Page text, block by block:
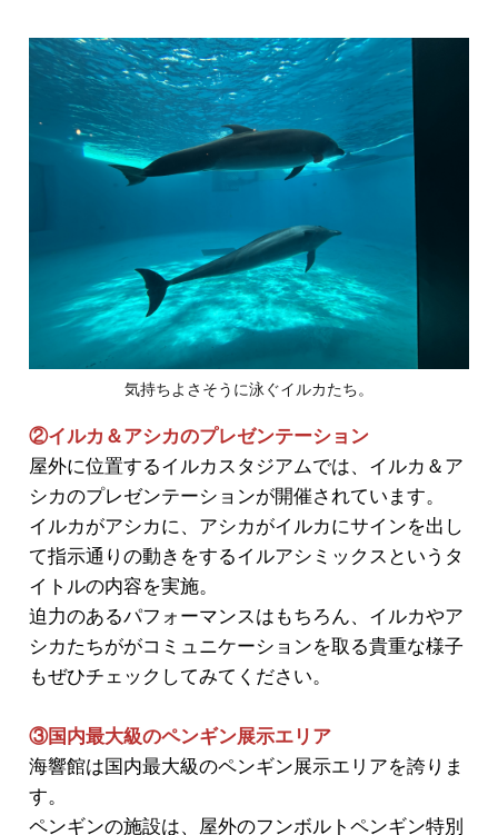
気持ちよさそうに泳ぐイルカたち。
②イルカ＆アシカのプレゼンテーション
屋外に位置するイルカスタジアムでは、イルカ＆ア
シカのプレゼンテーションが開催されています。
イルカがアシカに、アシカがイルカにサインを出し
て指示通りの動きをするイルアシミックスというタ
イトルの内容を実施。
迫力のあるパフォーマンスはもちろん、イルカやア
シカたちががコミュニケーションを取る貴重な様子
もぜひチェックしてみてください。
③国内最大級のペンギン展示エリア
海響館は国内最大級のペンギン展示エリアを誇りま
す。
ペンギンの施設は、屋外のフンボルトペンギン特別